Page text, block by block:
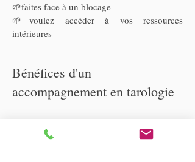
🌱faites face à un blocage
🌱voulez accéder à vos ressources
intérieures
Bénéfices d'un
accompagnement en tarologie
Mieux connaître vos besoins et
aspirations